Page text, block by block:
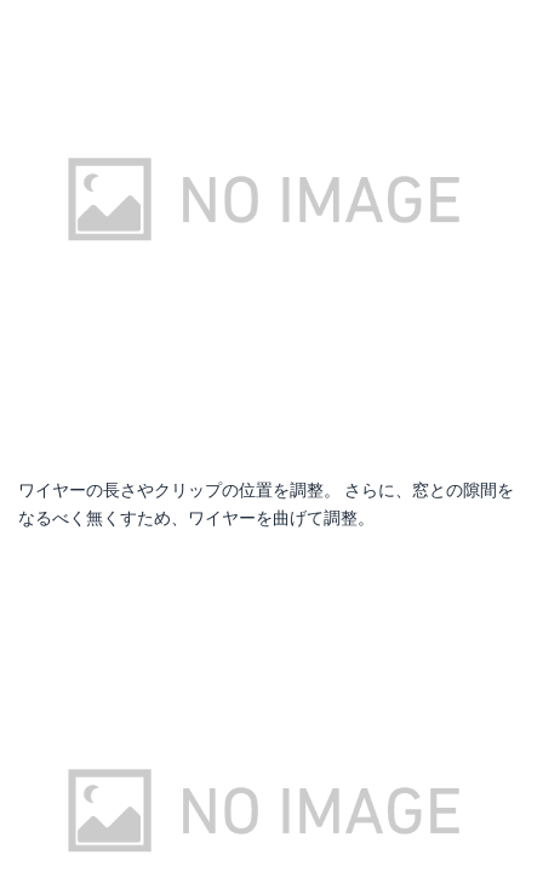
ワイヤーの長さやクリップの位置を調整。 さらに、窓との隙間を
なるべく無くすため、ワイヤーを曲げて調整。